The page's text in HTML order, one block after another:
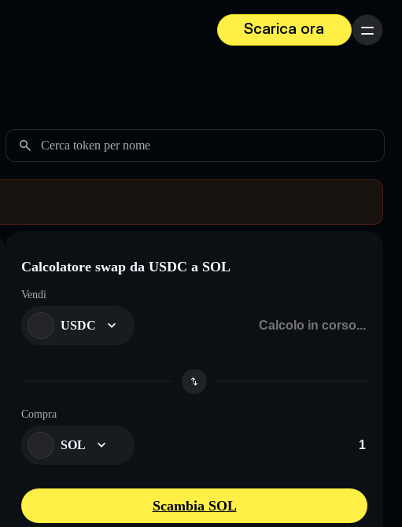
Scarica ora
Menu
Cerca token per nome
Calcolatore swap da USDC a SOL
Vendi
USDC
Compra
SOL
Scambia SOL